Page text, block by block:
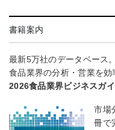
書籍案内
最新5万社のデータベース。
食品業界の分析・営業を効
2026食品業界ビジネスガイ
市場
冊で